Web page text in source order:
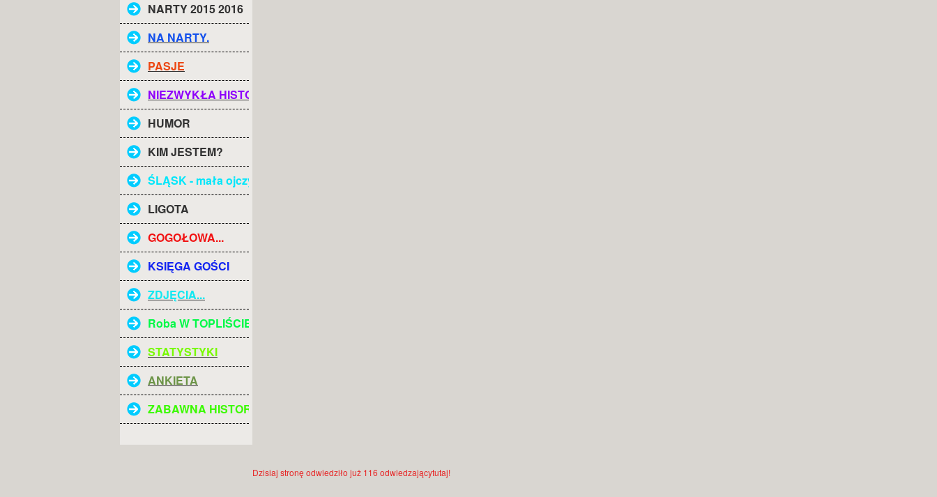
NARTY 2015 2016
NA NARTY.
PASJE
NIEZWYKŁA HISTORIA
HUMOR
KIM JESTEM?
ŚLĄSK - mała ojczyzna
LIGOTA
GOGOŁOWA...
KSIĘGA GOŚCI
ZDJĘCIA...
Roba W TOPLIŚCIE
STATYSTYKI
ANKIETA
ZABAWNA HISTORIA :)
Dzisiaj stronę odwiedziło już 116 odwiedzającytutaj!